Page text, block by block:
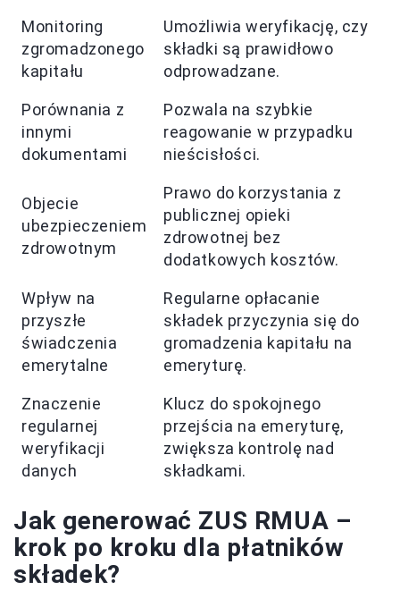
Monitoring
zgromadzonego
kapitału
Umożliwia weryfikację, czy
składki są prawidłowo
odprowadzane.
Porównania z
innymi
dokumentami
Pozwala na szybkie
reagowanie w przypadku
nieścisłości.
Objecie
ubezpieczeniem
zdrowotnym
Prawo do korzystania z
publicznej opieki
zdrowotnej bez
dodatkowych kosztów.
Wpływ na
przyszłe
świadczenia
emerytalne
Regularne opłacanie
składek przyczynia się do
gromadzenia kapitału na
emeryturę.
Znaczenie
regularnej
weryfikacji
danych
Klucz do spokojnego
przejścia na emeryturę,
zwiększa kontrolę nad
składkami.
Jak generować ZUS RMUA –
krok po kroku dla płatników
składek?